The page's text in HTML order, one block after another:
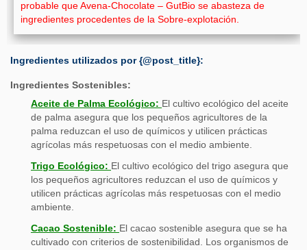
probable que Avena-Chocolate – GutBio se abasteza de
ingredientes procedentes de la Sobre-explotación.
Ingredientes utilizados por {@post_title}:
Ingredientes Sostenibles:
Aceite de Palma Ecológico: El cultivo ecológico del aceite
de palma asegura que los pequeños agricultores de la
palma reduzcan el uso de químicos y utilicen prácticas
agrícolas más respetuosas con el medio ambiente.
Trigo Ecológico: El cultivo ecológico del trigo asegura que
los pequeños agricultores reduzcan el uso de químicos y
utilicen prácticas agrícolas más respetuosas con el medio
ambiente.
Cacao Sostenible: El cacao sostenible asegura que se ha
cultivado con criterios de sostenibilidad. Los organismos de